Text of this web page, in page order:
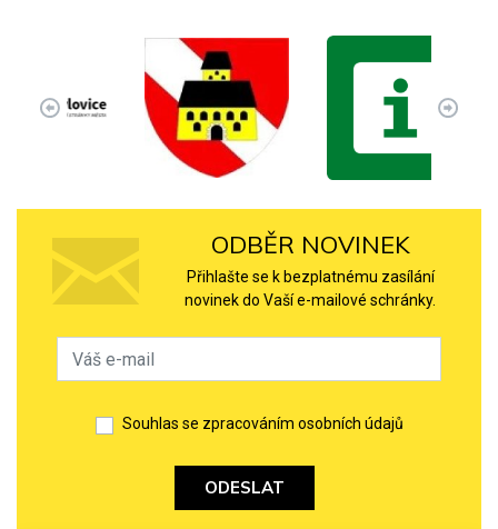
ODBĚR NOVINEK
Přihlašte se k bezplatnému zasílání
novinek do Vaší e-mailové schránky.
Souhlas se zpracováním osobních údajů
ODESLAT